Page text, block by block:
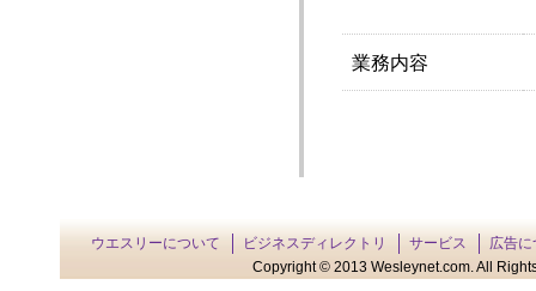
業務内容
ウエスリーについて ビジネスディレクトリ サービス
広告に
Copyright © 2013 Wesleynet.com. All